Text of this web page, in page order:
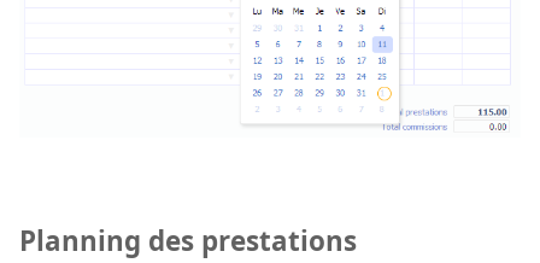
Planning des prestations